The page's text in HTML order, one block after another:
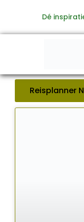
de
Dé
Reisplanner